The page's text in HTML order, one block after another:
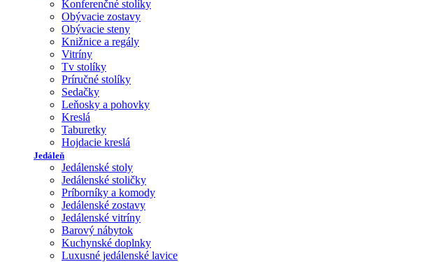
Konferenčné stolíky
Obývacie zostavy
Obývacie steny
Knižnice a regály
Vitríny
Tv stolíky
Príručné stolíky
Sedačky
Leňosky a pohovky
Kreslá
Taburetky
Hojdacie kreslá
Jedáleň
Jedálenské stoly
Jedálenské stoličky
Príborníky a komody
Jedálenské zostavy
Jedálenské vitríny
Barový nábytok
Kuchynské doplnky
Luxusné jedálenské lavice